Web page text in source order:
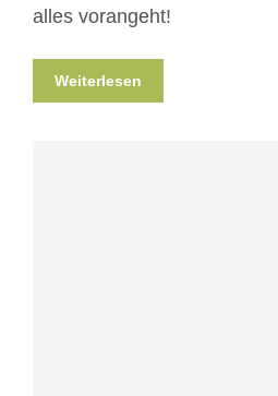
alles vorangeht!
Weiterlesen